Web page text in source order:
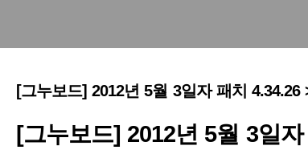
[그누보드] 2012년 5월 3일자 패치 4.34.26
[그누보드] 2012년 5월 3일